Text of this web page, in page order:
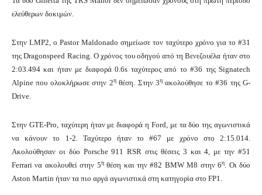
ελεύθερων δοκιμών.
Στην LMP2, o Pastor Maldonado σημείωσε τον ταχύτερο χρόνο για το #31
της Dragonspeed Racing. O χρόνος του οδηγού από τη Βενεζουέλα ήταν στο
2:03.494 και ήταν με διαφορά 0.6s ταχύτερος από το #36 της Signatech
Alpine που ολοκλήρωσε στην 2ηθέση. Στην 3ηακολούθησε το #36 της G-
Drive.
Στην GTE-Pro, ταχύτερη ήταν με διαφορά η Ford, με τα δύο της αγωνιστικά
να κάνουν το 1-2. Ταχύτερο ήταν το #67 με χρόνο στο 2:15.014.
Ακολούθησαν οι δύο Porsche 911 RSR στις θέσεις 3 και 4, με την #51
Ferrari να ακολουθεί στην 5ηθέση και την #82 BMW M8 στην 6η
. Οι δύο
Aston Martin ήταν τα πιο αργά αγωνιστικά στη κατηγορία στο FP1.